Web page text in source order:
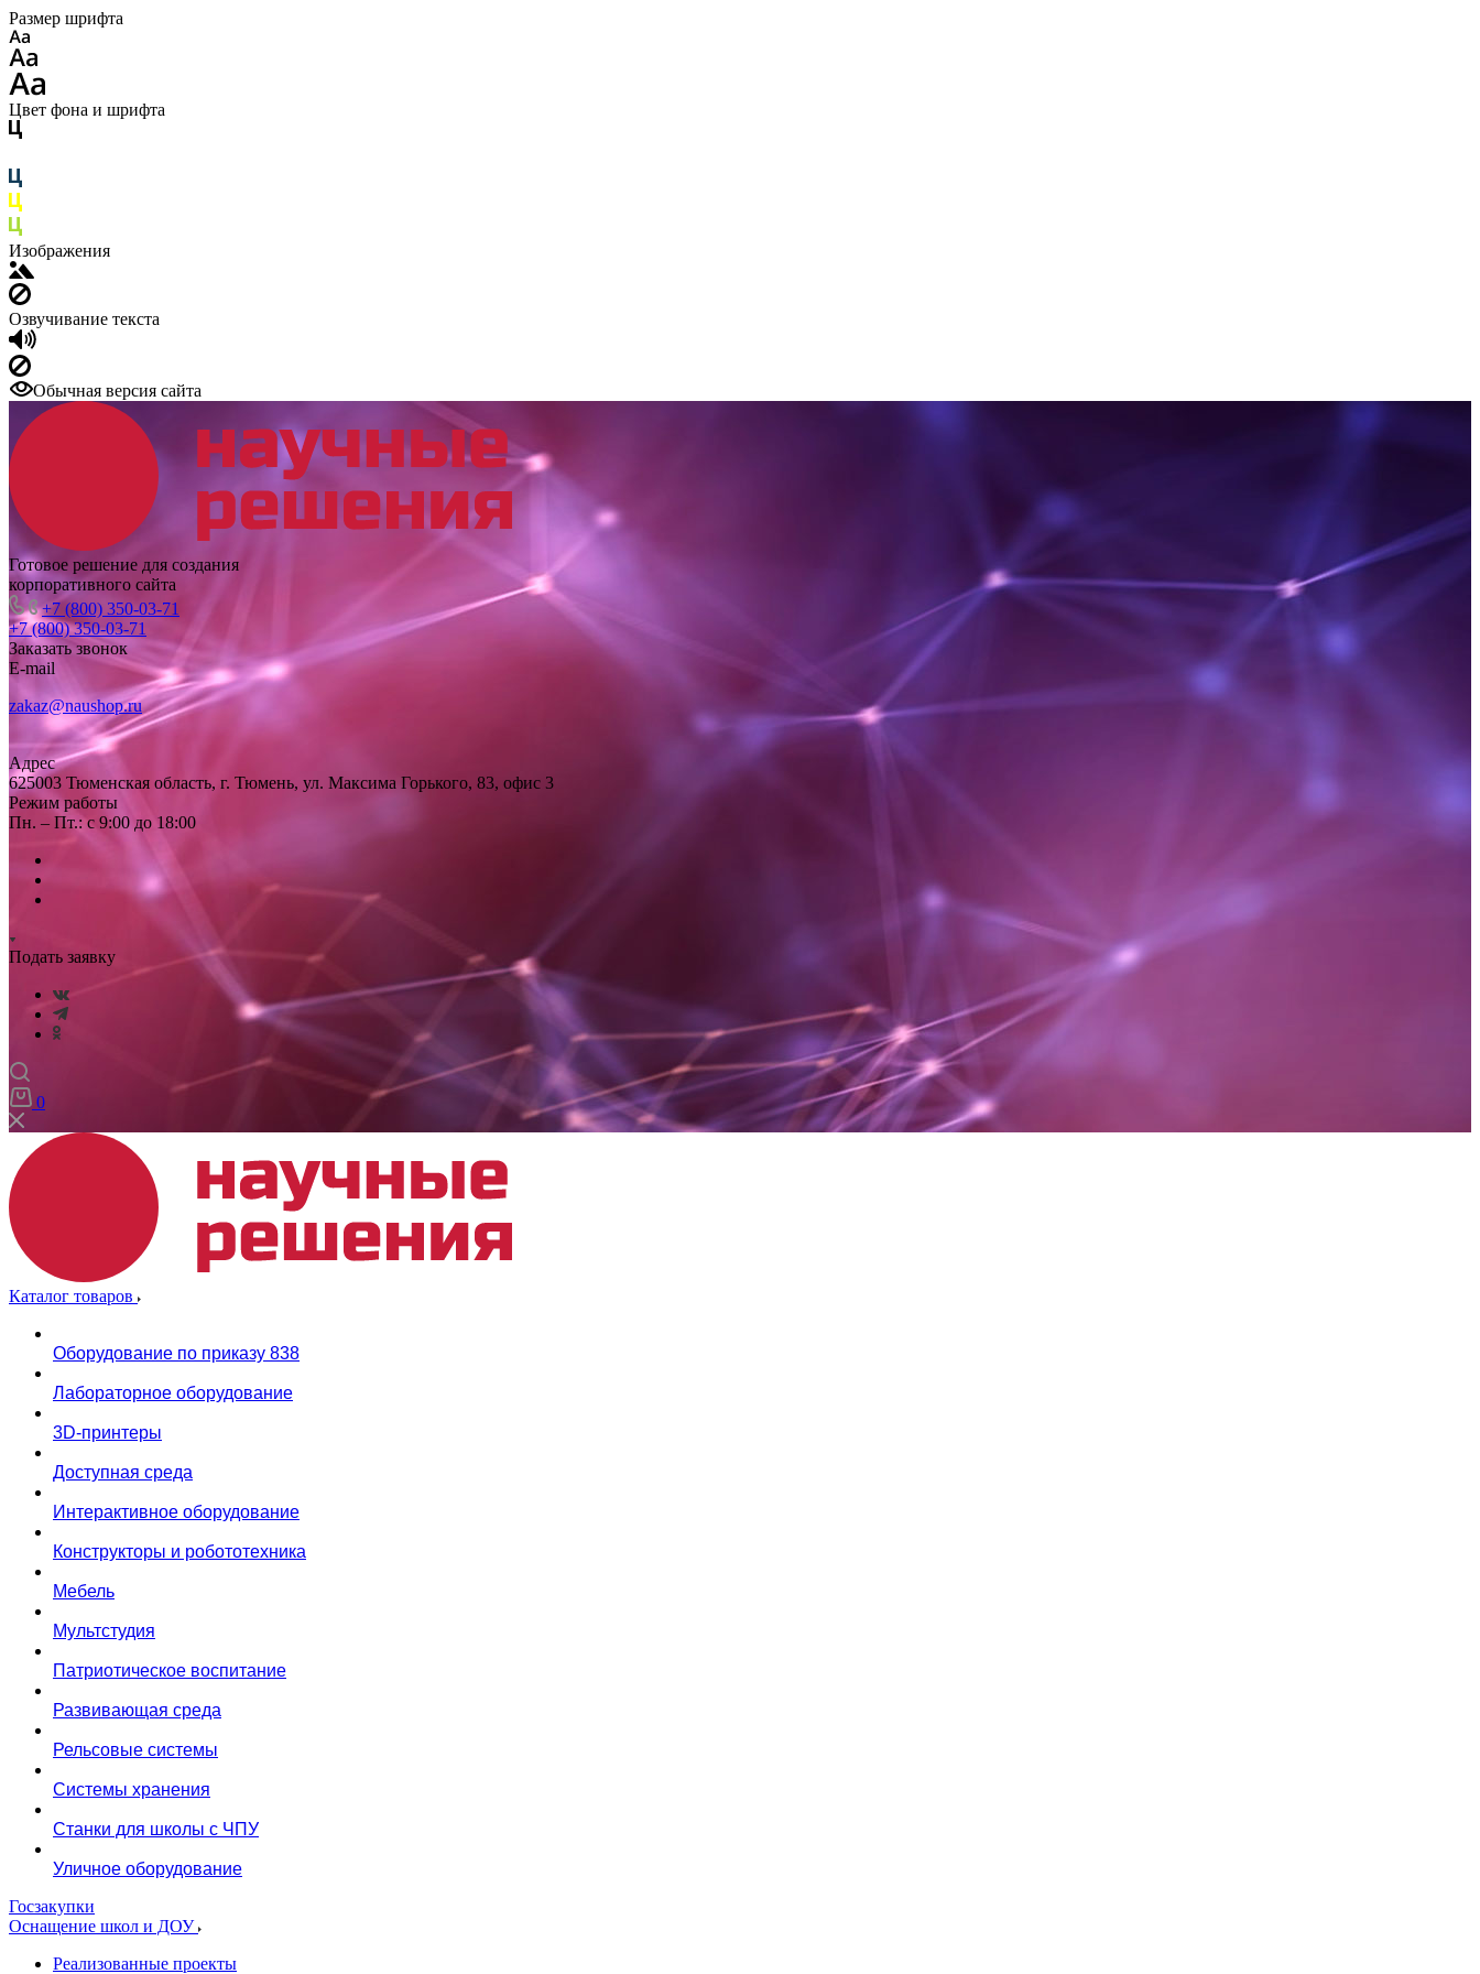
Размер шрифта
Цвет фона и шрифта
Изображения
Озвучивание текста
Обычная версия сайта
Готовое решение для создания
корпоративного сайта
+7 (800) 350-03-71
+7 (800) 350-03-71
Заказать звонок
E-mail
zakaz@naushop.ru
Адрес
625003 Тюменская область, г. Тюмень, ул. Максима Горького, 83, офис 3
Режим работы
Пн. – Пт.: с 9:00 до 18:00
Подать заявку
0
Каталог товаров
Оборудование по приказу 838
Лабораторное оборудование
3D-принтеры
Доступная среда
Интерактивное оборудование
Конструкторы и робототехника
Мебель
Мультстудия
Патриотическое воспитание
Развивающая среда
Рельсовые системы
Системы хранения
Станки для школы с ЧПУ
Уличное оборудование
Госзакупки
Оснащение школ и ДОУ
Реализованные проекты